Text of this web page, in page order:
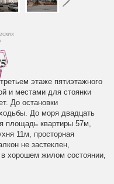
этаже пятиэтажного
и местами для стоянки
До остановки
До моря двадцать
площадь квартиры 57м,
11м, просторная
не застеклен,
хорошем жилом состоянии,